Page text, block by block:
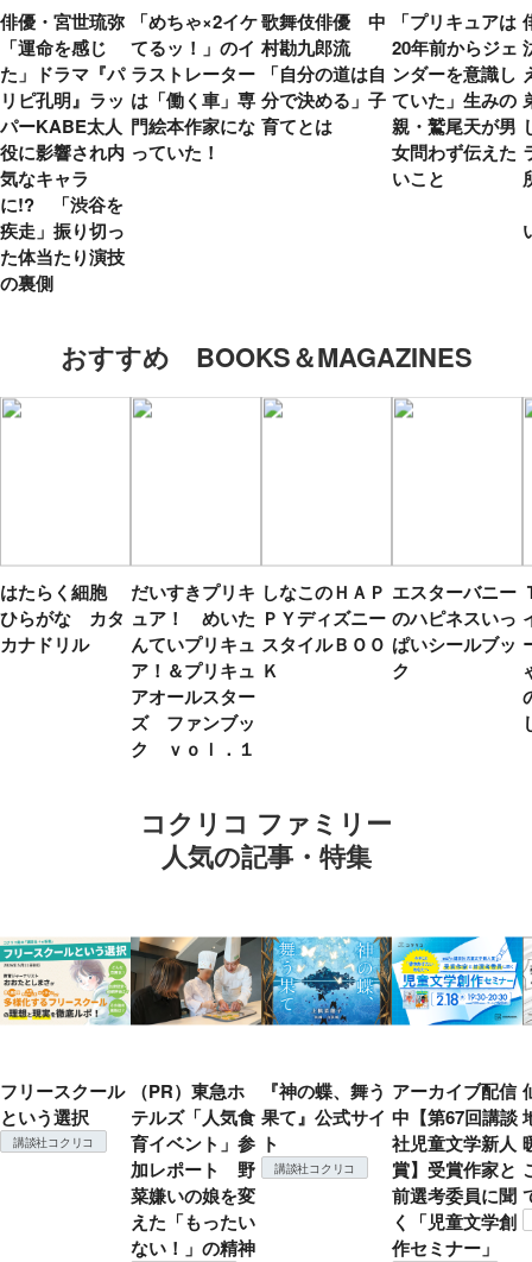
俳優・宮世琉弥
「運命を感じ
た」ドラマ『パ
リピ孔明』ラッ
パーKABE太人
役に影響され内
気なキャラ
に!? 「渋谷を
疾走」振り切っ
た体当たり演技
の裏側
「めちゃ×2イケ
てるッ！」のイ
ラストレーター
は「働く車」専
門絵本作家にな
っていた！
歌舞伎俳優 中
村勘九郎流
「自分の道は自
分で決める」子
育てとは
「プリキュアは
20年前からジェ
ンダーを意識し
ていた」生みの
親・鷲尾天が男
女問わず伝えた
いこと
おすすめ BOOKS＆MAGAZINES
はたらく細胞
ひらがな カタ
カナドリル
だいすきプリキ
ュア！ めいた
んていプリキュ
ア！＆プリキュ
アオールスター
ズ ファンブッ
ク ｖｏｌ．１
しなこのＨＡＰ
ＰＹディズニー
スタイルＢＯＯ
Ｋ
エスターバニー
のハピネスいっ
ぱいシールブッ
ク
コクリコ ファミリー
人気の記事・特集
フリースクール
という選択
講談社コクリコ
（PR）東急ホ
テルズ「人気食
育イベント」参
加レポート 野
菜嫌いの娘を変
えた「もったい
ない！」の精神
『神の蝶、舞う
果て』公式サイ
ト
講談社コクリコ
アーカイブ配信
中【第67回講談
社児童文学新人
賞】受賞作家と
前選考委員に聞
く「児童文学創
作セミナー」